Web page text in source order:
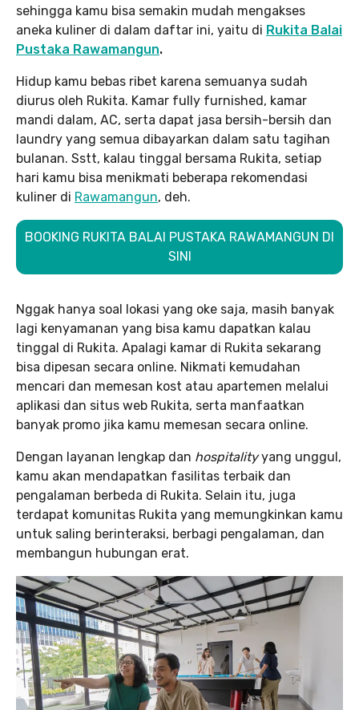
sehingga kamu bisa semakin mudah mengakses
aneka kuliner di dalam daftar ini, yaitu di Rukita Balai
Pustaka Rawamangun.
Hidup kamu bebas ribet karena semuanya sudah
diurus oleh Rukita. Kamar fully furnished, kamar
mandi dalam, AC, serta dapat jasa bersih-bersih dan
laundry yang semua dibayarkan dalam satu tagihan
bulanan. Sstt, kalau tinggal bersama Rukita, setiap
hari kamu bisa menikmati beberapa rekomendasi
kuliner di Rawamangun, deh.
BOOKING RUKITA BALAI PUSTAKA RAWAMANGUN DI
SINI
Nggak hanya soal lokasi yang oke saja, masih banyak
lagi kenyamanan yang bisa kamu dapatkan kalau
tinggal di Rukita. Apalagi kamar di Rukita sekarang
bisa dipesan secara online. Nikmati kemudahan
mencari dan memesan kost atau apartemen melalui
aplikasi dan situs web Rukita, serta manfaatkan
banyak promo jika kamu memesan secara online.
Dengan layanan lengkap dan hospitalityyang unggul,
kamu akan mendapatkan fasilitas terbaik dan
pengalaman berbeda di Rukita. Selain itu, juga
terdapat komunitas Rukita yang memungkinkan kamu
untuk saling berinteraksi, berbagi pengalaman, dan
membangun hubungan erat.